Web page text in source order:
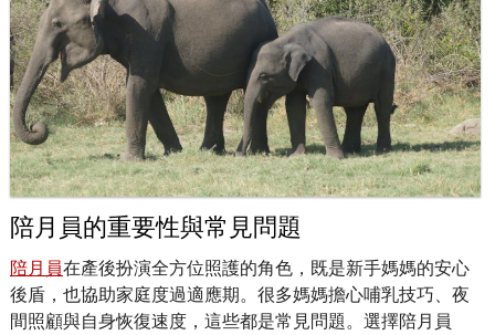
陪月員的重要性與常見問題
陪月員在產後扮演全方位照護的角色，既是新手媽媽的安心
後盾，也協助家庭度過適應期。很多媽媽擔心哺乳技巧、夜
間照顧與自身恢復速度，這些都是常見問題。選擇陪月員